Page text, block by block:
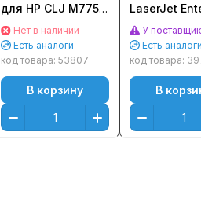
для HP CLJ M775/
CP5525 (13500стр.)
Черный (Black)
Нет в наличии
Есть аналоги
код товара: 53807
В корзину
LaserJet
M750xh/
M750dn/
CP5525xh/
CP5525n/
CP5525dn
(Black) (13
У
Есть
код товара:
В